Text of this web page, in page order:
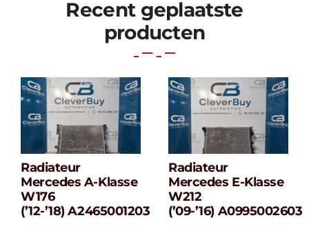
Recent geplaatste
producten
Radiateur
Mercedes A-
klasse W176
(’12-’18) A2465001203
Radiateur
Mercedes A-Klasse
W176
(’12-’18) A2465001203
Radiateur
Mercedes E-
klasse W212
(’09-’16)
Radiateur
Mercedes E-Klasse
W212
(’09-’16) A0995002603